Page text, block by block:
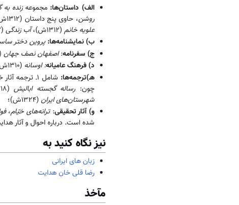
الف) داستان‌ها: مجموعهزنده به
روشن، حاوی پنج داستان (1312ش)، ‌مجموعه
علویه خانم (1312ش)، آب زندگی (1322ش)،
ب) نمایشنامه‌ها: پروین دختر
ج) سفرنامه:اصفهان نصف جهان
د) فرهنگ عامیانه: اوسانه (1310ش)،
هـ)ترجمه‌ها: شامل 1ـ ترجمه‌ آثار خارجی، مانند:
چون: رساله گجسته ابالیش(1318ش)،
شهرستان‌های ایران (1324ش)؛
و) آثار تحقیقی:ترانه‌های خیّام،
شده است. درباره احوال و آثار
نیز نگاه کنید به
زبان های ایرانی
رضا قلی خان هدایت
مآخذ